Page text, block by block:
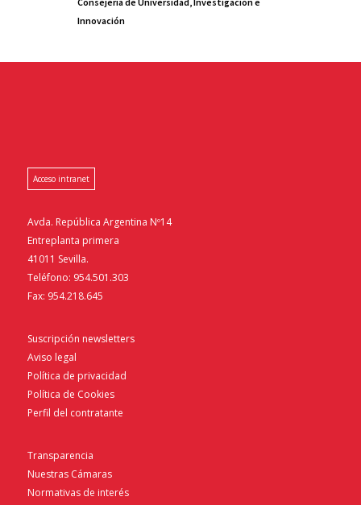
Innovación
Acceso intranet
Avda. República Argentina Nº14
Entreplanta primera
41011 Sevilla.
Teléfono: 954.501.303
Fax: 954.218.645
Suscripción newsletters
Aviso legal
Política de privacidad
Política de Cookies
Perfil del contratante
Transparencia
Nuestras Cámaras
Normativas de interés